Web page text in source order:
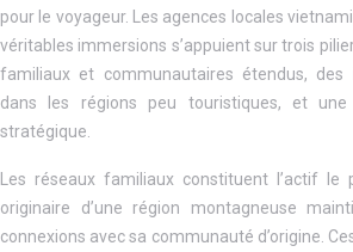
pour le voyageur. Les agences locales
véritables immersions s’appuient sur trois
familiaux et communautaires étendus, des
dans les régions peu touristiques, et une
stratégique.
Les réseaux familiaux constituent l’actif le
originaire d’une région montagneuse
connexions avec sa communauté d’origine.